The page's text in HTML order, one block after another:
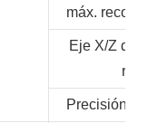
máx.
Eje X/Z de
Precisión